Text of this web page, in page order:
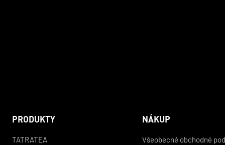
PRODUKTY
TATRATEA
NÁKUP
Všeobecné obchodné